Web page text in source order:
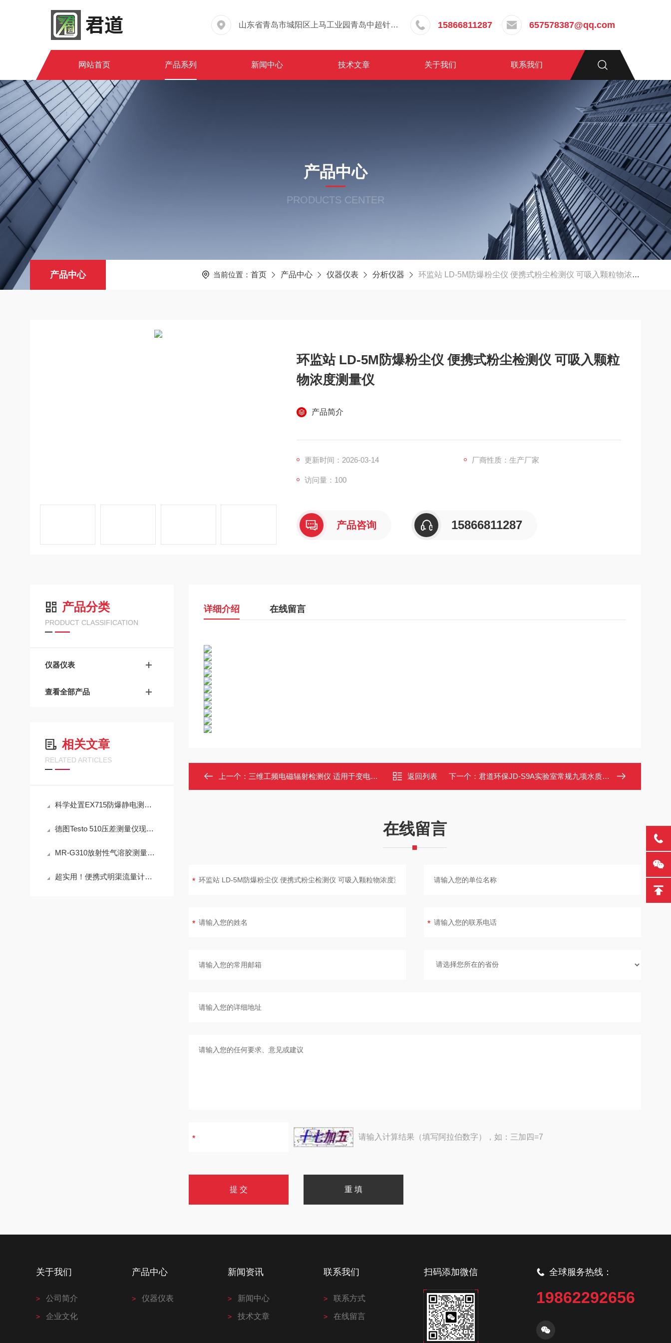
山东省青岛市城阳区上马工业园青岛中超针织有限公司院内东办公楼三层 15866811287 657578387@qq.com
网站首页 产品系列 新闻中心 技术文章 关于我们 联系我们
产品中心
PRODUCTS CENTER
产品中心 当前位置： 首页 产品中心 仪器仪表 分析仪器 环监站 LD-5M防爆粉尘仪 便携式粉尘检测仪 可吸入颗粒物浓度测量仪
环监站 LD-5M防爆粉尘仪 便携式粉尘检测仪 可吸入颗粒
物浓度测量仪
产品简介
更新时间：2026-03-14 厂商性质：生产厂家
访问量：100
产品咨询 15866811287
产品分类
PRODUCT CLASSIFICATION
仪器仪表
查看全部产品
相关文章
RELATED ARTICLES
科学处置EX715防爆静电测试仪故障可有效保障检测工作正常开展
德图Testo 510压差测量仪现场测量操作与误差控制
MR-G310放射性气溶胶测量仪：IP65防护与-40℃~+50℃宽温工作能力
超实用！便携式明渠流量计定期维护保养方法大汇总
详细介绍 在线留言
上一个： 三维工频电磁辐射检测仪 适用于变电站输电线路 符合HJ 681-2013 返回列表 下一个： 君道环保JD-S9A实验室常规九项水质检测仪 （自来水厂等）
在线留言
请输入计算结果（填写阿拉伯数字），如：三加四=7
关于我们
公司简介
企业文化
产品中心
仪器仪表
新闻资讯
新闻中心
技术文章
联系我们
联系方式
在线留言
扫码添加微信 全球服务热线：
19862292656